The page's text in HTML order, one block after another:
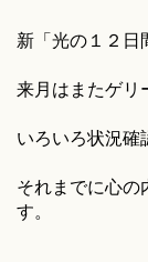
新「光の１２日
来月はまたゲリ
いろいろ状況確
それまでに心の
す。